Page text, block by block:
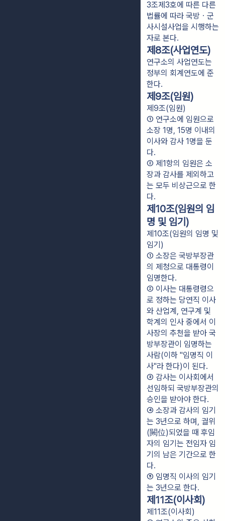
3조제3호에 따른 다른
법률에 따라 국방ㆍ군
사시설사업을 시행하는
자로 본다.
제8조(사업연도)
연구소의 사업연도는
정부의 회계연도에 준
한다.
제9조(임원)
제9조(임원)
① 연구소에 임원으로
소장 1명, 15명 이내의
이사와 감사 1명을 둔
다.
② 제1항의 임원은 소
장과 감사를 제외하고
는 모두 비상근으로 한
다.
제10조(임원의 임
명 및 임기)
제10조(임원의 임명 및
임기)
① 소장은 국방부장관
의 제청으로 대통령이
임명한다.
② 이사는 대통령령으
로 정하는 당연직 이사
와 산업계, 연구계 및
학계의 인사 중에서 이
사장의 추천을 받아 국
방부장관이 임명하는
사람(이하 "임명직 이
사"라 한다)이 된다.
③ 감사는 이사회에서
선임하되 국방부장관의
승인을 받아야 한다.
④ 소장과 감사의 임기
는 3년으로 하며, 궐위
(闕位)되었을 때 후임
자의 임기는 전임자 임
기의 남은 기간으로 한
다.
⑤ 임명직 이사의 임기
는 3년으로 한다.
제11조(이사회)
제11조(이사회)